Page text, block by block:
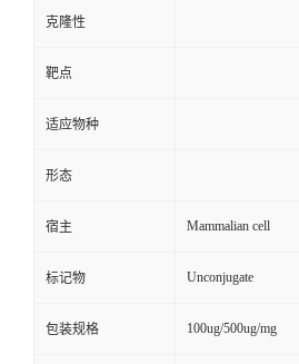
克隆性
靶点
适应物种
形态
宿主 Mammalian cell
标记物 Unconjugate
包装规格 100ug/500ug/mg